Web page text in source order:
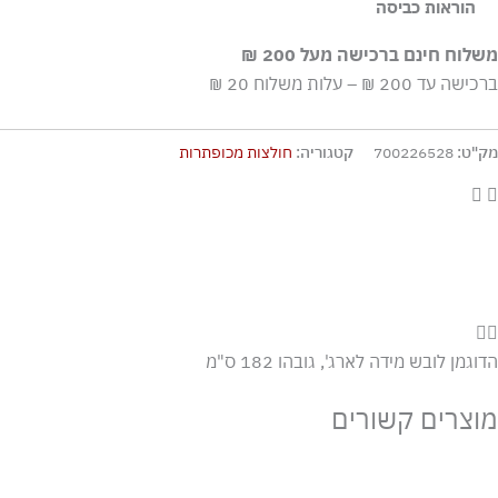
100% כותנה
הוראות כביסה
ללא חומרי הלבנה, ללא השריה
משלוח חינם ברכישה מעל 200 ₪
ברכישה עד 200 ₪ – עלות משלוח 20 ₪
מק"ט: 700226528 קטגוריה: חולצות מכופתרות
הדוגמן לובש מידה לארג', גובהו 182 ס"מ
מוצרים קשורים